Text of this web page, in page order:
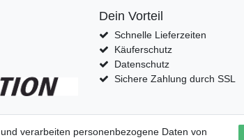
Dein Vorteil
Schnelle Lieferzeiten
Käuferschutz
Datenschutz
Sichere Zahlung durch SSL
verarbeiten personenbezogene Daten von